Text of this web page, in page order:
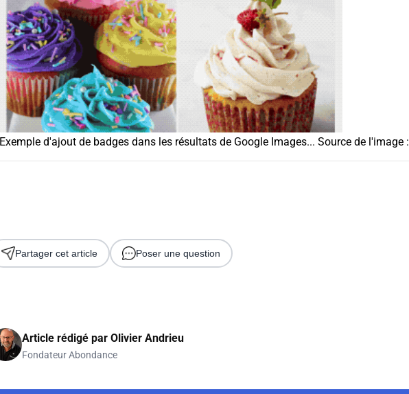
Exemple d'ajout de badges dans les résultats de Google Images... Source de l'image :
Partager cet article Poser une question
Article rédigé par Olivier Andrieu
Fondateur Abondance